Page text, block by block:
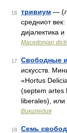
16 тривиум —
средниот
дијалектика
Macedonian
17 Свободные
искусств.
«Hortus
(septem artes
liberales),
Википедия
18 Семь